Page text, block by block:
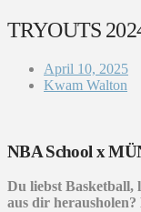
TRYOUTS
April 10, 2025
Kwam Walton
NBA School x
Du liebst Basketball,
aus dir